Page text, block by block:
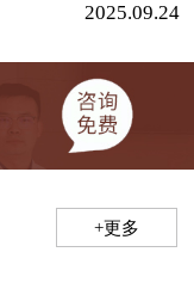
2025.09.24
+更多